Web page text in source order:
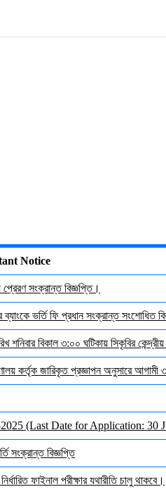
Notice
সংক্রান্ত বিজ্ঞপ্তি।
ভর্তি ফি প্রধান সংক্রান্ত সংশোধিত
বিকাল ৩:০০ ঘটিকায় সিকৃবির
কর্তৃক জারিকৃত প্রজ্ঞাপন অনুসারে
(Last Date for Application: 30
সংক্রান্ত বিজ্ঞপ্তি
ফাইনাল পরীক্ষার যথারীতি চালু থাকবে।